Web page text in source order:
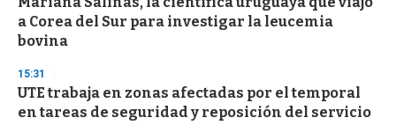
c
o
n
a Corea del Sur para investigar la leucemia
bovina
15:31
UTE trabaja en zonas afectadas por el temporal
en tareas de seguridad y reposición del servicio